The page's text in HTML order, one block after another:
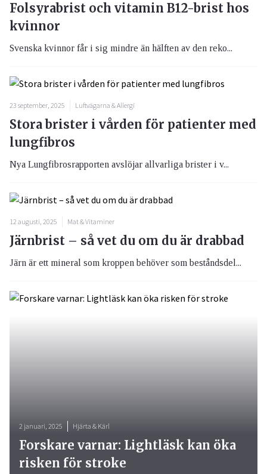
Folsyrabrist och vitamin B12-brist hos
kvinnor
Svenska kvinnor får i sig mindre än hälften av den reko...
23 september, 2025 Luftvägarna & Allergi
Stora brister i vården för patienter med
lungfibros
Nya Lungfibrosrapporten avslöjar allvarliga brister i v...
12 augusti, 2025 Mat & Vitaminer
Järnbrist – så vet du om du är drabbad
Järn är ett mineral som kroppen behöver som beståndsdel...
2 januari, 2025 Hjärta & Kärl
Forskare varnar: Lightläsk kan öka
risken för stroke